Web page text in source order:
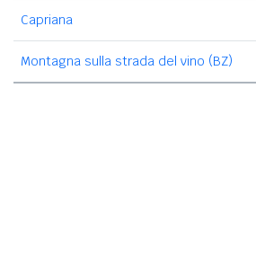
Capriana
Montagna sulla strada del vino (BZ)